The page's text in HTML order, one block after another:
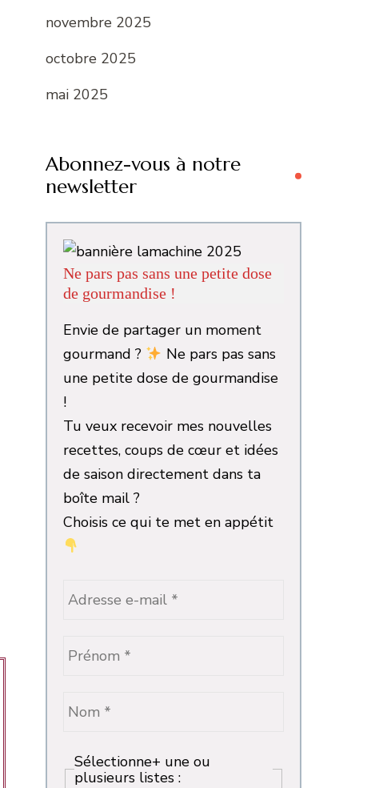
novembre 2025
octobre 2025
mai 2025
Abonnez-vous à notre
newsletter
Ne pars pas sans une petite dose
de gourmandise !
Envie de partager un moment
gourmand ?
Ne pars pas sans
une petite dose de gourmandise
!
Tu veux recevoir mes nouvelles
recettes, coups de cœur et idées
de saison directement dans ta
boîte mail ?
Choisis ce qui te met en appétit
Sélectionne+ une ou
plusieurs listes :